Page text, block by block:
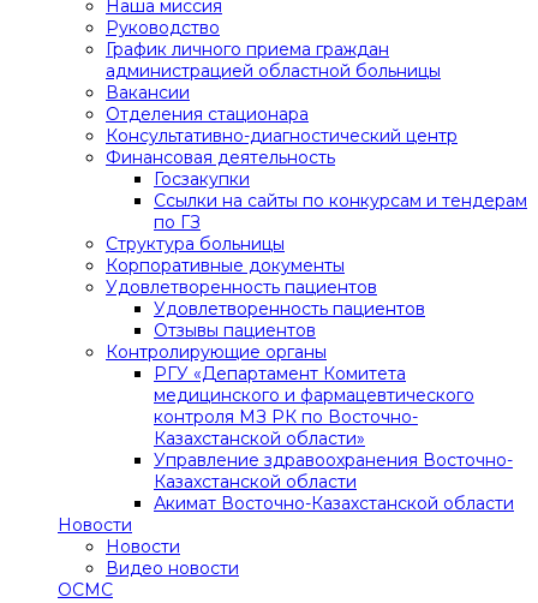
Наша миссия
Руководство
График личного приема граждан
администрацией областной больницы
Вакансии
Отделения стационара
Консультативно-диагностический центр
Финансовая деятельность
Госзакупки
Ссылки на сайты по конкурсам и тендерам
по ГЗ
Структура больницы
Корпоративные документы
Удовлетворенность пациентов
Удовлетворенность пациентов
Отзывы пациентов
Контролирующие органы
РГУ «Департамент Комитета
медицинского и фармацевтического
контроля МЗ РК по Восточно-
Казахстанской области»
Управление здравоохранения Восточно-
Казахстанской области
Акимат Восточно-Казахстанской области
Новости
Новости
Видео новости
ОСМС